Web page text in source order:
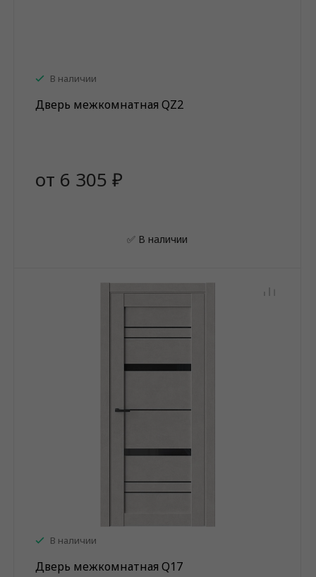
В наличии
Дверь межкомнатная QZ2
от 6 305 ₽
✅ В наличии
В наличии
Дверь межкомнатная Q17